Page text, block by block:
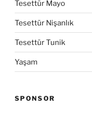
Tesettür Mayo
Tesettür Nişanlık
Tesettür Tunik
Yaşam
SPONSOR